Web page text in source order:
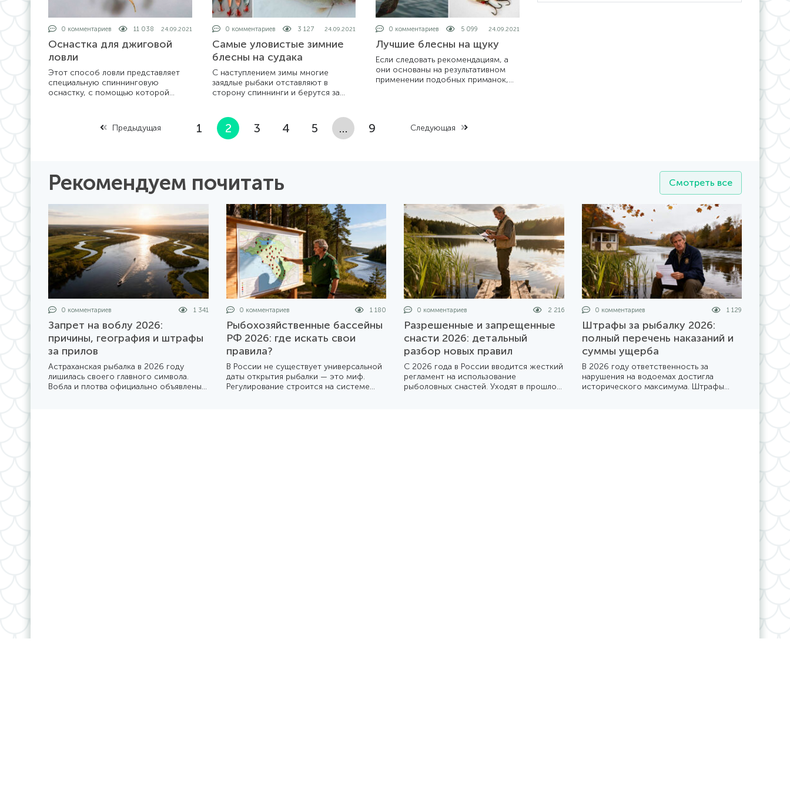
0 комментариев 11 038 24.09.2021
Оснастка для джиговой
ловли
Этот способ ловли представляет
специальную спиннинговую
оснастку, с помощью которой
том числе и ближе ко дну. Как
0 комментариев 3 127 24.09.2021
Самые уловистые зимние
блесны на судака
С наступлением зимы многие
заядлые рыбаки отставляют в
сторону спиннинги и берутся за
снежные заносы. С появлением льда
на водоема
0 комментариев 5 099 24.09.2021
Лучшие блесны на щуку
Если следовать рекомендациям, а
они основаны на результативном
применении подобных приманок,
Предыдущая
1 2 3 4 5 … 9 Следующая
Рекомендуем почитать Смотреть все
0 комментариев 1 341
Запрет на воблу 2026:
причины, география и штрафы
за прилов
Астраханская рыбалка в 2026 году
лишилась своего главного символа.
Вобла и плотва официально объявлены
0 комментариев 1 180
Рыбохозяйственные бассейны
РФ 2026: где искать свои
правила?
В России не существует универсальной
даты открытия рыбалки — это миф.
Регулирование строится на системе
0 комментариев 2 216
Разрешенные и запрещенные
снасти 2026: детальный
разбор новых правил
С 2026 года в России вводится жесткий
регламент на использование
рыболовных снастей. Уходят в прошлое
0 комментариев 1 129
Штрафы за рыбалку 2026:
полный перечень наказаний и
суммы ущерба
В 2026 году ответственность за
нарушения на водоемах достигла
исторического максимума. Штрафы